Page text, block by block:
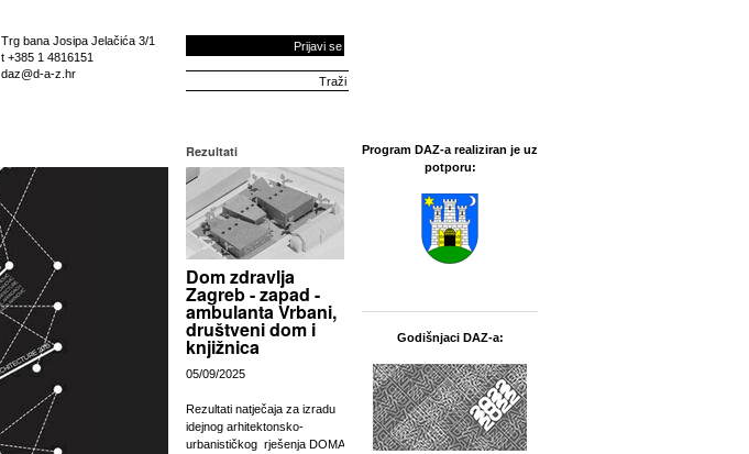
Trg bana Josipa Jelačića 3/1
t +385 1 4816151
daz@d-a-z.hr
Prijavi se
Rezultati
Dom zdravlja
Zagreb - zapad -
ambulanta Vrbani,
društveni dom i
knjižnica
05/09/2025
Rezultati natječaja za izradu
idejnog arhitektonsko-
urbanističkog rješenja DOMA
Program DAZ-a realiziran je uz
potporu:
Godišnjaci DAZ-a: